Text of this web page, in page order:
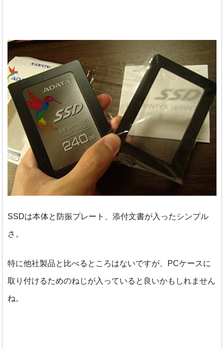
SSDは本体と防振プレート、添付文書が入ったシンプル
さ。
特に他社製品と比べるところはないですが、PCケースに
取り付けるためのねじが入っていると良いかもしれません
ね。